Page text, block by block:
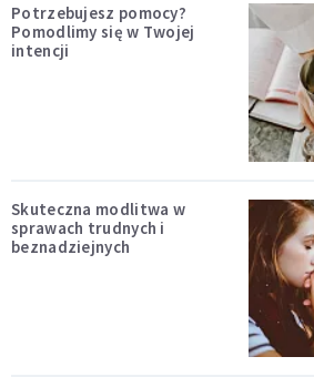
Potrzebujesz pomocy?
Pomodlimy się w Twojej
intencji
Skuteczna modlitwa w
sprawach trudnych i
beznadziejnych